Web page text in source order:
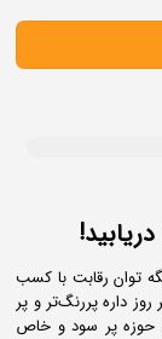
توان رقابت با کسب
روز داره پر‌رنگ‌تر و پر
حوزه پر سود و خاص